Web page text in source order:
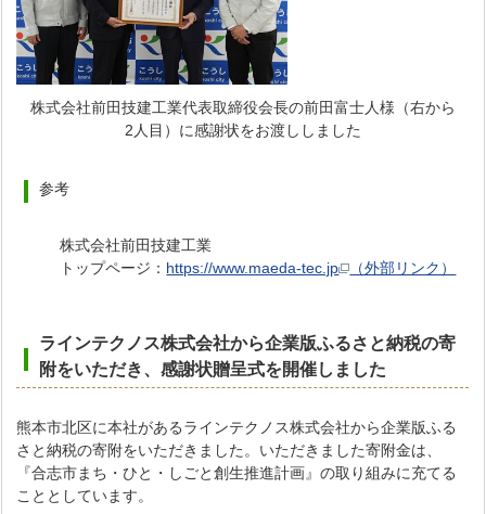
株式会社前田技建工業代表取締役会長の前田富士人様（右から
2人目）に感謝状をお渡ししました
参考
株式会社前田技建工業
トップページ： https://www.maeda-tec.jp （外部リンク）
ラインテクノス株式会社から企業版ふるさと納税の寄
附をいただき、感謝状贈呈式を開催しました
熊本市北区に本社があるラインテクノス株式会社から企業版ふる
さと納税の寄附をいただきました。いただきました寄附金は、
『合志市まち・ひと・しごと創生推進計画』の取り組みに充てる
こととしています。